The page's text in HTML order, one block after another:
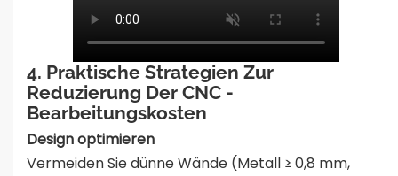
4. Praktische Strategien Zur
Reduzierung Der CNC -
Bearbeitungskosten
Design optimieren
Vermeiden Sie dünne Wände (Metall ≥ 0,8 mm,